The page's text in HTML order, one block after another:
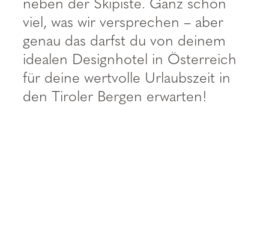
----
viel, was wir versprechen – aber
genau das darfst du von deinem
idealen Designhotel in Österreich
für deine wertvolle Urlaubszeit in
den Tiroler Bergen erwarten!